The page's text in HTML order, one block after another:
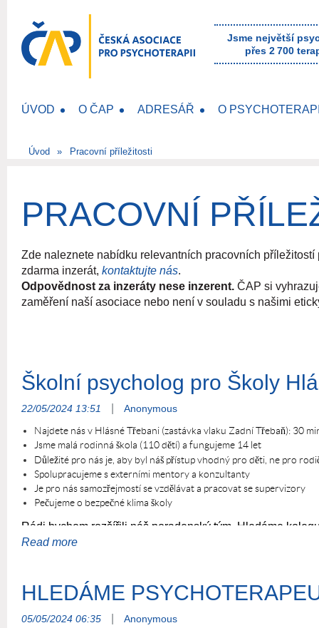
Jsme největší
přes 2 700
ÚVOD O ČAP ADRESÁŘ O
Úvod Pracovní příležitosti
PRACOVNÍ
Zde naleznete nabídku relevantních pracovních
zdarma inzerát, kontaktujte nás.
Odpovědnost za inzeráty nese inzerent. ČAP si
zaměření naší asociace nebo není v souladu s našimi
Školní psycholog pro Školy
22/05/2024 13:51
Anonymous
Najdete nás v Hlásné Třebani (zastávka vlaku Zadní Třebaň): 30
Jsme malá rodinná škola (110 dětí) a fungujeme 14 let
Důležité pro nás je, aby byl náš přístup vhodný pro děti, ne pro
Spolupracujeme s externími mentory a konzultanty
Je pro nás samozřejmostí se vzdělávat a pracovat se supervizory
Pečujeme o bezpečné klima školy
Rádi bychom rozšířili náš poradenský tým. Hledáme
Práce psychologa v naší škole je založena na úzké
důležité, abyste se v naší školy zabydleli alespoň na 2
školení, která jsou vhodná a mají souvislost s děním ve
HLEDÁME
05/05/2024 06:35
Anonymous